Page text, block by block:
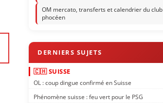
OM mercato, transferts et calendrier du club
phocéen
🇨🇭 SUISSE
OL : coup dingue confirmé en Suisse
Phénomène suisse : feu vert pour le PSG